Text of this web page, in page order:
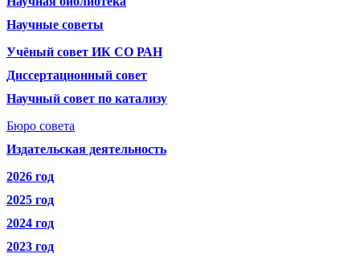
Научные советы
Учёный совет ИК СО РАН
Диссертационный совет
Научный совет по катализу
Бюро совета
Издательская деятельность
2026 год
2025 год
2024 год
2023 год